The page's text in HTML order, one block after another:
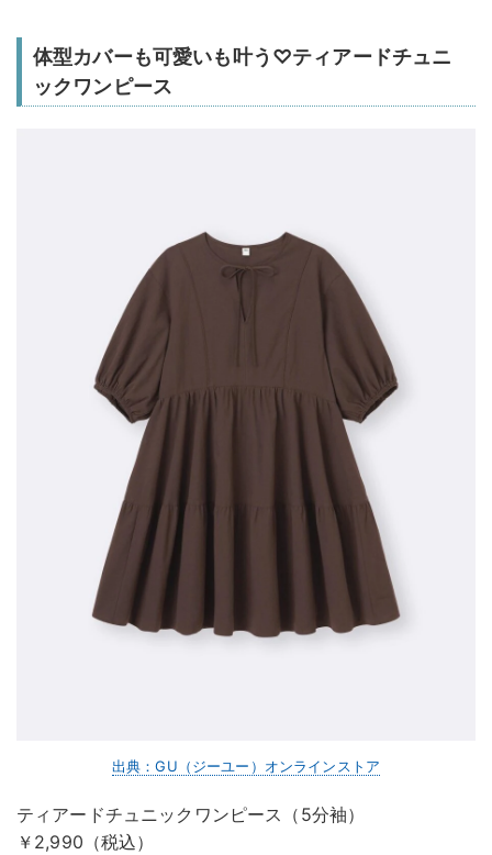
体型カバーも可愛いも叶う♡ティアードチュニ
ックワンピース
出典：GU（ジーユー）オンラインストア
ティアードチュニックワンピース（5分袖）
￥2,990（税込）